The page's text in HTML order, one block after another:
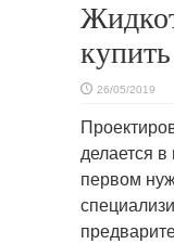
26/05/2019
делается в
первом